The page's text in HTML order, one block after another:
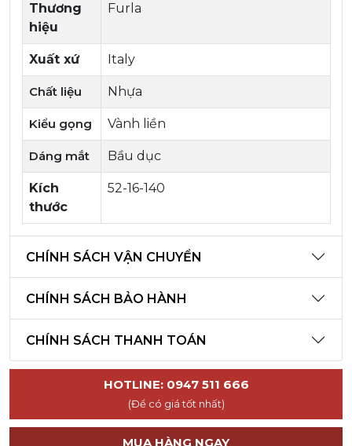
Thương
hiệu
Furla
Xuất xứ Italy
Chất liệu Nhựa
Kiểu gọng Vành liền
Dáng mắt Bầu dục
Kích
thước
52-16-140
CHÍNH SÁCH VẬN CHUYỂN
CHÍNH SÁCH BẢO HÀNH
CHÍNH SÁCH THANH TOÁN
HOTLINE: 0947 511 666
(Để có giá tốt nhất)
MUA HÀNG NGAY